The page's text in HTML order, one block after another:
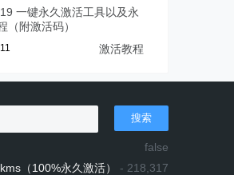
一键永久激活工具以及永
（附激活码）
激活教程
搜索
false
（100%永久激活）
- 218,317